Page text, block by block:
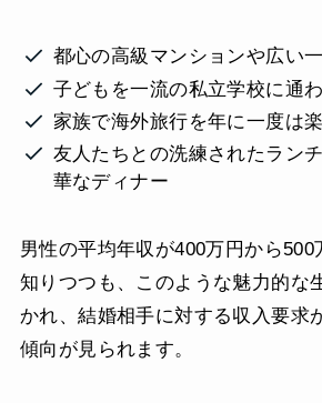
都心の高級マンションや広い
子どもを一流の私立学校に通
家族で海外旅行を年に一度は
友人たちとの洗練されたラン
華なディナー
男性の平均年収が400万円から500
知りつつも、このような魅力的な
かれ、結婚相手に対する収入要求
傾向が見られます。